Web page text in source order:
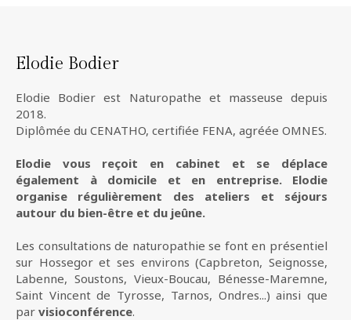
Elodie Bodier
Elodie Bodier est Naturopathe et masseuse depuis
2018.
Diplômée du CENATHO, certifiée FENA, agréée OMNES.
Elodie vous reçoit en cabinet et se déplace
également à domicile et en entreprise. Elodie
organise régulièrement des ateliers et séjours
autour du bien-être et du jeûne.
Les consultations de naturopathie se font en présentiel
sur Hossegor et ses environs (Capbreton, Seignosse,
Labenne, Soustons, Vieux-Boucau, Bénesse-Maremne,
Saint Vincent de Tyrosse, Tarnos, Ondres...) ainsi que
par visioconférence.